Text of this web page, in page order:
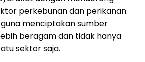
perkebunan dan perikanan.
guna menciptakan sumber
beragam dan tidak hanya
sektor saja.